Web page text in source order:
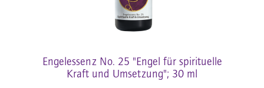
Engelessenz No. 25 "Engel für spirituelle
Kraft und Umsetzung"; 30 ml